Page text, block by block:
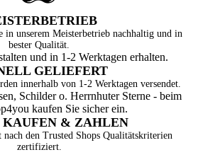
unserem Meisterbetrieb nachhaltig und in
bester Qualität.
GELIEFERT
innerhalb von 1-2 Werktagen versendet.
KAUFEN & ZAHLEN
nach den Trusted Shops Qualitätskriterien
zertifiziert.